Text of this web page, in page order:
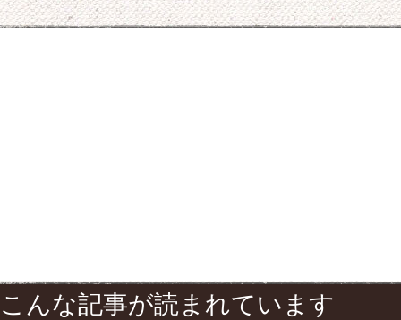
こんな記事が読まれています